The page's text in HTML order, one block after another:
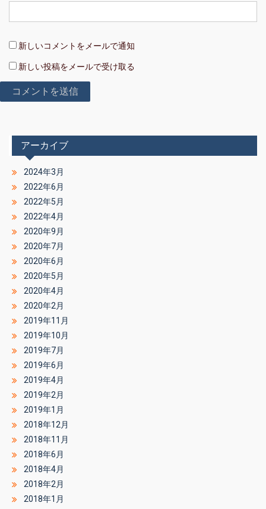
新しいコメントをメールで通知
新しい投稿をメールで受け取る
アーカイブ
2024年3月
2022年6月
2022年5月
2022年4月
2020年9月
2020年7月
2020年6月
2020年5月
2020年4月
2020年2月
2019年11月
2019年10月
2019年7月
2019年6月
2019年4月
2019年2月
2019年1月
2018年12月
2018年11月
2018年6月
2018年4月
2018年2月
2018年1月